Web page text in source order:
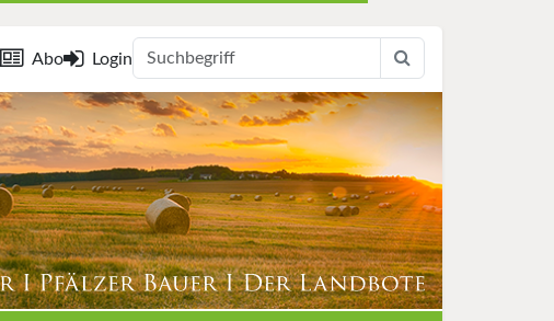
Abo Login